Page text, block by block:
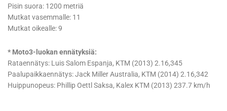
Pisin suora: 1200 metriä
Mutkat vasemmalle: 11
Mutkat oikealle: 9
* Moto3-luokan ennätyksiä:
Rataennätys: Luis Salom Espanja, KTM (2013) 2.16,345
Paalupaikkaennätys: Jack Miller Australia, KTM (2014) 2.16,342
Huippunopeus: Phillip Oettl Saksa, Kalex KTM (2013) 237.7 km/h